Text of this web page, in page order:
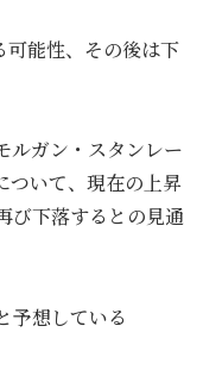
可能性、その後は下
ルガン・スタンレー
ついて、現在の上昇
び下落するとの見通
予想している